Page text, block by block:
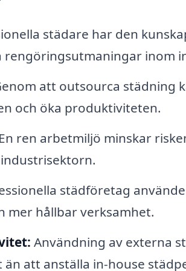
städare har den
rengöringsutmaningar inom
att outsourca städning
och öka produktiviteten.
En ren arbetmiljö minskar
städföretag
mer hållbar verksamhet.
Användning av externa
att anställa in-house